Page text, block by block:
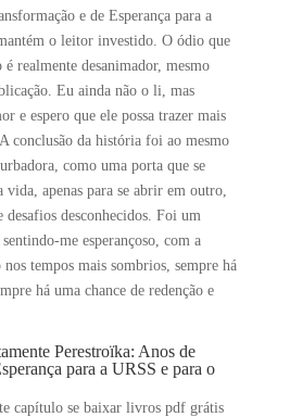
e de Esperança para a
o leitor investido. O ódio que
realmente desanimador, mesmo
Eu ainda não o li, mas
e espero que ele possa trazer mais
conclusão da história foi ao mesmo
como uma porta que se
apenas para se abrir em outro,
desafios desconhecidos. Foi um
me esperançoso, com a
nos tempos mais sombrios, sempre há
há uma chance de redenção e
Perestroïka: Anos de
para a URSS e para o
capítulo se baixar livros pdf grátis